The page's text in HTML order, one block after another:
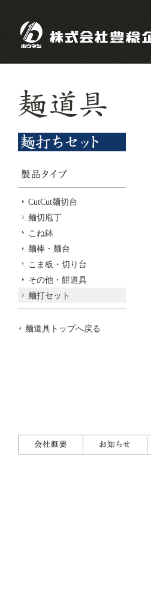
CutCut麺切台
麺切庖丁
こね鉢
麺棒・麺台
こま板・切り台
その他・餅道具
麺打セット
麺道具トップへ戻る